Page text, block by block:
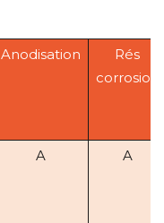
Anodisation
Rés
corrosion
A A